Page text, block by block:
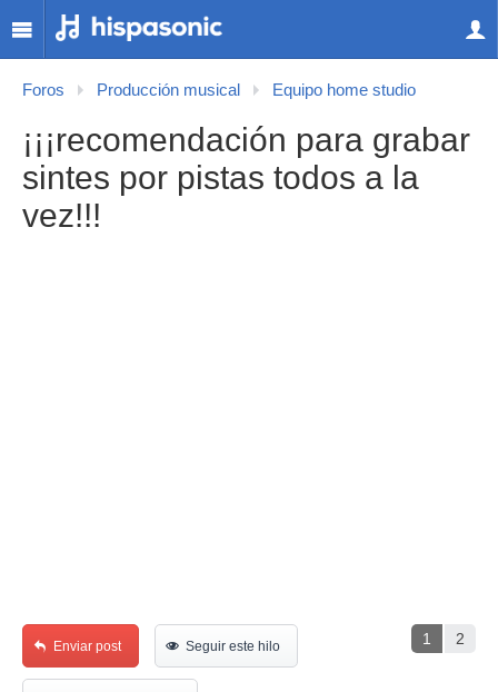
Foros Producción musical Equipo home studio
¡¡¡recomendación para grabar
sintes por pistas todos a la
vez!!!
1 2
Enviar post Seguir este hilo